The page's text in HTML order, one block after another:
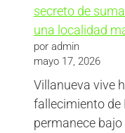
secreto de
una localidad
por admin
mayo 17, 2026
Villanueva vive
fallecimiento de
permanece